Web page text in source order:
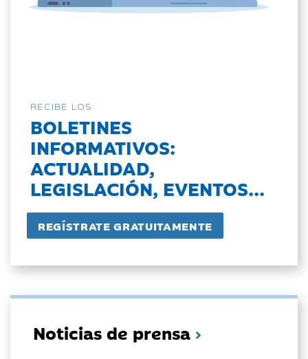
RECIBE LOS
BOLETINES
INFORMATIVOS:
ACTUALIDAD,
LEGISLACIÓN, EVENTOS...
Noticias de prensa